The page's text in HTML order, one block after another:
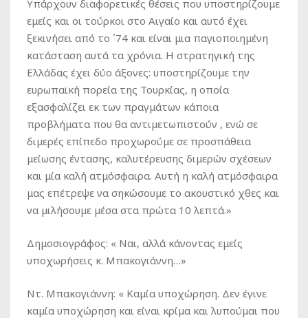
Υπάρχουν διαφορετικές θέσεις που υποστηρίζουμε
εμείς και οι τούρκοι στο Αιγαίο και αυτό έχει
ξεκινήσει από το ΄74 και είναι μια παγιοποιημένη
κατάσταση αυτά τα χρόνια. Η στρατηγική της
Ελλάδας έχει δύο άξονες: υποστηρίζουμε την
ευρωπαϊκή πορεία της Τουρκίας, η οποία
εξασφαλίζει εκ των πραγμάτων κάποια
προβλήματα που θα αντιμετωπιστούν , ενώ σε
διμερές επίπεδο προχωρούμε σε προσπάθεια
μείωσης έντασης, καλυτέρευσης διμερών σχέσεων
και μία καλή ατμόσφαιρα. Αυτή η καλή ατμόσφαιρα
μας επέτρεψε να σηκώσουμε το ακουστικό χθες και
να μιλήσουμε μέσα στα πρώτα 10 λεπτά.»
Δημοσιογράφος: « Ναι, αλλά κάνοντας εμείς
υποχωρήσεις κ. Μπακογιάννη…»
Ντ. Μπακογιάννη: « Καμία υποχώρηση. Δεν έγινε
καμία υποχώρηση και είναι κρίμα και λυπούμαι που